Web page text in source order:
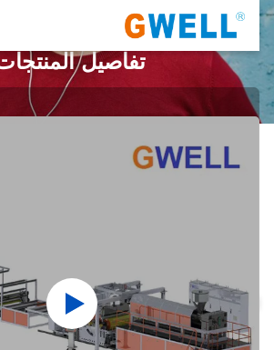
تفاصيل المنتجات